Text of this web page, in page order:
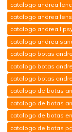
catalogo andrea
catalogo andrea
catalogo andrea
catalogo andrea
catalogo botas
catalogo botas
catalogo botas
catalogo de botas
catalogo de botas
catalogo de botas
catalogo de botas